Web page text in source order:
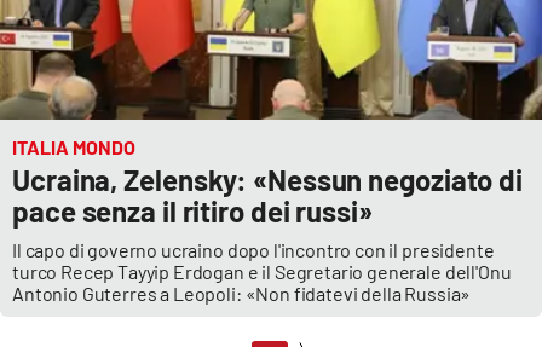
ITALIA MONDO
Ucraina, Zelensky: «Nessun negoziato di
pace senza il ritiro dei russi»
Il capo di governo ucraino dopo l'incontro con il presidente
turco Recep Tayyip Erdogan e il Segretario generale dell'Onu
Antonio Guterres a Leopoli: «Non fidatevi della Russia»